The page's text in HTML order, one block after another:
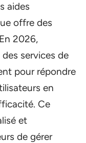
aides
offre des
2026,
services de
pour répondre
en
Ce
et
de gérer